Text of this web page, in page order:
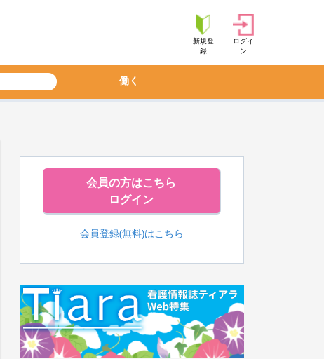
新規登
録
ログイ
ン
働く
会員の方はこちら
ログイン
会員登録(無料)はこちら